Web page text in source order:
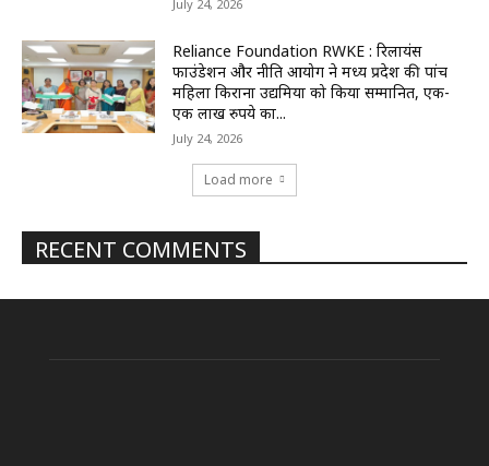
July 24, 2026
Reliance Foundation RWKE : रिलायंस
फाउंडेशन और नीति आयोग ने मध्य प्रदेश की पांच
महिला किराना उद्यमियों को किया सम्मानित, एक-
एक लाख रुपये का...
July 24, 2026
Load more
RECENT COMMENTS